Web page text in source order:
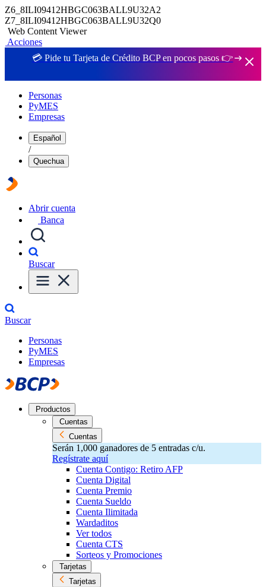
Z6_8ILI09412HBGC063BALL9U32A2
Z7_8ILI09412HBGC063BALL9U32Q0
Web Content Viewer
Acciones
💳 Pide tu Tarjeta de Crédito BCP en pocos pasos 👉
Personas
PyMES
Empresas
Español
/
Quechua
Abrir cuenta
Banca
Buscar
Buscar
Personas
PyMES
Empresas
Productos
Cuentas
Cuentas
Serán 1,000 ganadores de 5 entradas c/u.
Regístrate aquí
Cuenta Contigo: Retiro AFP
Cuenta Digital
Cuenta Premio
Cuenta Sueldo
Cuenta Ilimitada
Wardaditos
Ver todos
Cuenta CTS
Sorteos y Promociones
Tarjetas
Tarjetas